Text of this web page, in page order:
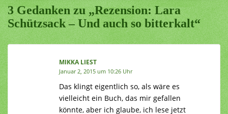
3 Gedanken zu „Rezension: Lara
Schützsack – Und auch so bitterkalt“
MIKKA LIEST
Januar 2, 2015 um 10:26 Uhr
Das klingt eigentlich so, als wäre es
vielleicht ein Buch, das mir gefallen
könnte, aber ich glaube, ich lese jetzt